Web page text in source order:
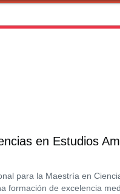
en Estudios
para la Maestría en
formación de excelencia